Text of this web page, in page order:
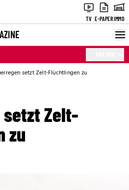
TV E-PAPERIMMO
setzt Zelt-Flüchtlingen zu
setzt Zelt-
zu